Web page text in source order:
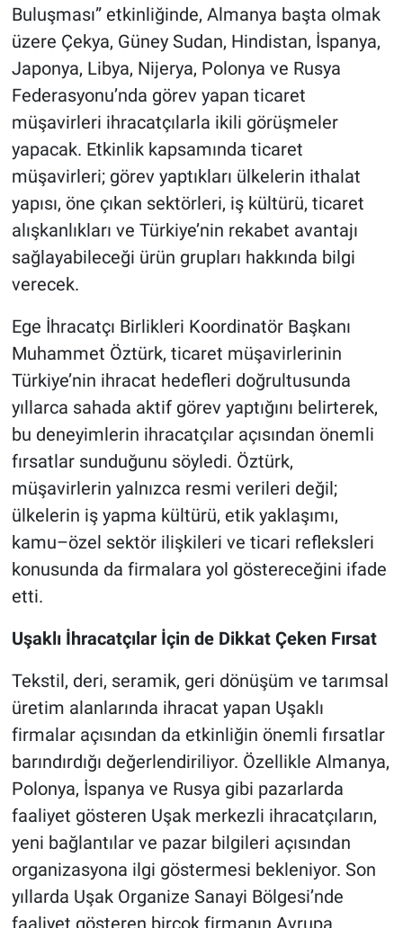
Buluşması” etkinliğinde, Almanya başta olmak
üzere Çekya, Güney Sudan, Hindistan, İspanya,
Japonya, Libya, Nijerya, Polonya ve Rusya
Federasyonu’nda görev yapan ticaret
müşavirleri ihracatçılarla ikili görüşmeler
yapacak. Etkinlik kapsamında ticaret
müşavirleri; görev yaptıkları ülkelerin ithalat
yapısı, öne çıkan sektörleri, iş kültürü, ticaret
alışkanlıkları ve Türkiye’nin rekabet avantajı
sağlayabileceği ürün grupları hakkında bilgi
verecek.
Ege İhracatçı Birlikleri Koordinatör Başkanı
Muhammet Öztürk, ticaret müşavirlerinin
Türkiye’nin ihracat hedefleri doğrultusunda
yıllarca sahada aktif görev yaptığını belirterek,
bu deneyimlerin ihracatçılar açısından önemli
fırsatlar sunduğunu söyledi. Öztürk,
müşavirlerin yalnızca resmi verileri değil;
ülkelerin iş yapma kültürü, etik yaklaşımı,
kamu–özel sektör ilişkileri ve ticari refleksleri
konusunda da firmalara yol göstereceğini ifade
etti.
Uşaklı İhracatçılar İçin de Dikkat Çeken Fırsat
Tekstil, deri, seramik, geri dönüşüm ve tarımsal
üretim alanlarında ihracat yapan Uşaklı
firmalar açısından da etkinliğin önemli fırsatlar
barındırdığı değerlendiriliyor. Özellikle Almanya,
Polonya, İspanya ve Rusya gibi pazarlarda
faaliyet gösteren Uşak merkezli ihracatçıların,
yeni bağlantılar ve pazar bilgileri açısından
organizasyona ilgi göstermesi bekleniyor. Son
yıllarda Uşak Organize Sanayi Bölgesi’nde